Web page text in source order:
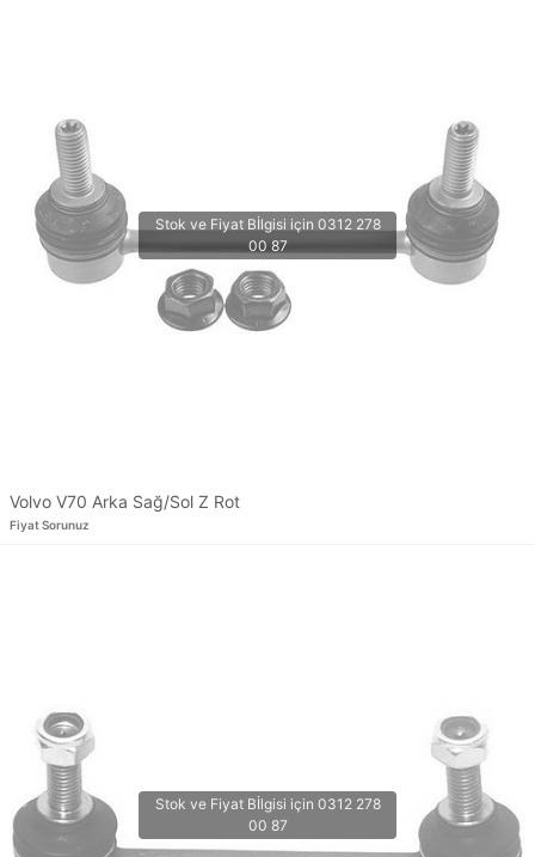
Volvo V70 Arka Sağ/Sol Z Rot
Fiyat Sorunuz